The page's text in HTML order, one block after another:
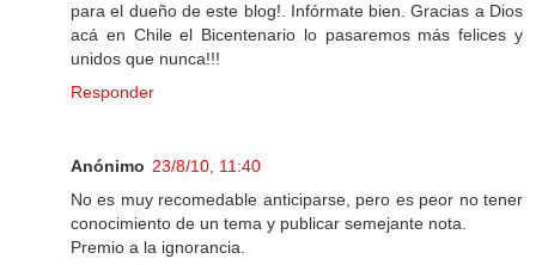
para el dueño de este blog!. Infórmate bien. Gracias a Dios
acá en Chile el Bicentenario lo pasaremos más felices y
unidos que nunca!!!
Responder
Anónimo 23/8/10, 11:40
No es muy recomedable anticiparse, pero es peor no tener
conocimiento de un tema y publicar semejante nota.
Premio a la ignorancia.